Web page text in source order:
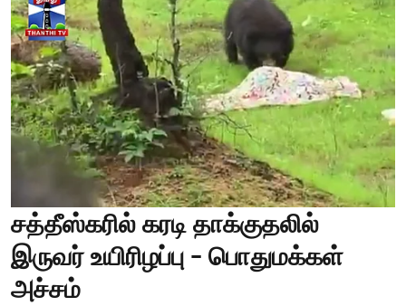
சத்தீஸ்கரில் கரடி தாக்குதலில்
இருவர் உயிரிழப்பு - பொதுமக்கள்
அச்சம்